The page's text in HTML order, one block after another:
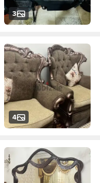
3
4